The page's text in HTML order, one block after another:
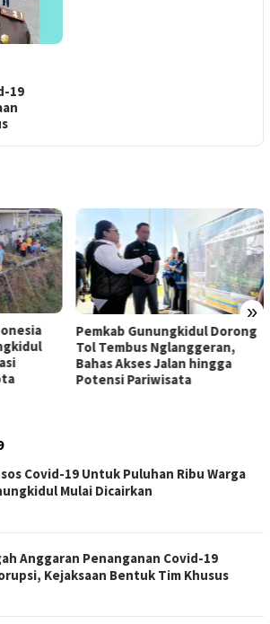
19
»
Pemkab Gunungkidul Dorong
Tol Tembus Nglanggeran,
Bahas Akses Jalan hingga
Potensi Pariwisata
Covid-19 Untuk Puluhan Ribu Warga
Mulai Dicairkan
Anggaran Penanganan Covid-19
Kejaksaan Bentuk Tim Khusus